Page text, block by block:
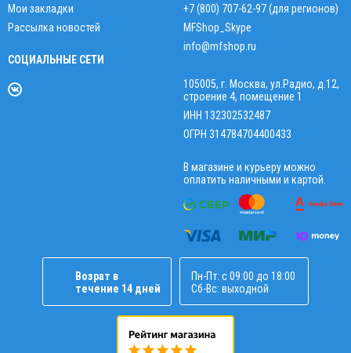
Мои закладки
Рассылка новостей
СОЦИАЛЬНЫЕ СЕТИ
+7 (800) 707-62-97 (для регионов)
MFShop_Skype
info@mfshop.ru
105005, г. Москва, ул.Радио, д.12,
строение 4, помещение 1
ИНН 132302532487
ОГРН 314784704400433
В магазине и курьеру можно
оплатить наличными и картой.
Возрат в
течение 14 дней
Пн-Пт: с 09:00 до 18:00
Сб-Вс: выходной